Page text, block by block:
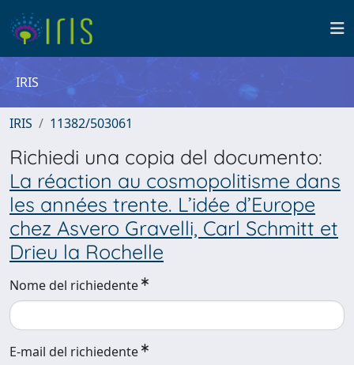
IRIS
IRIS 11382/503061
Richiedi una copia del documento:
La réaction au cosmopolitisme dans
les années trente. L’idée d’Europe
chez Asvero Gravelli, Carl Schmitt et
Drieu la Rochelle
Nome del richiedente
E-mail del richiedente